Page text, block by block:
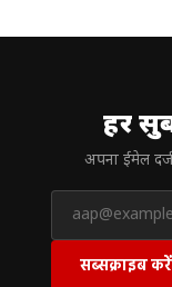
हर
अपना ईमेल
सब्सक्राइब करें